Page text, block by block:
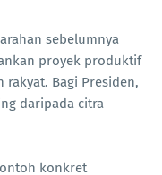
sebelumnya
proyek produktif
Bagi Presiden,
daripada citra
konkret